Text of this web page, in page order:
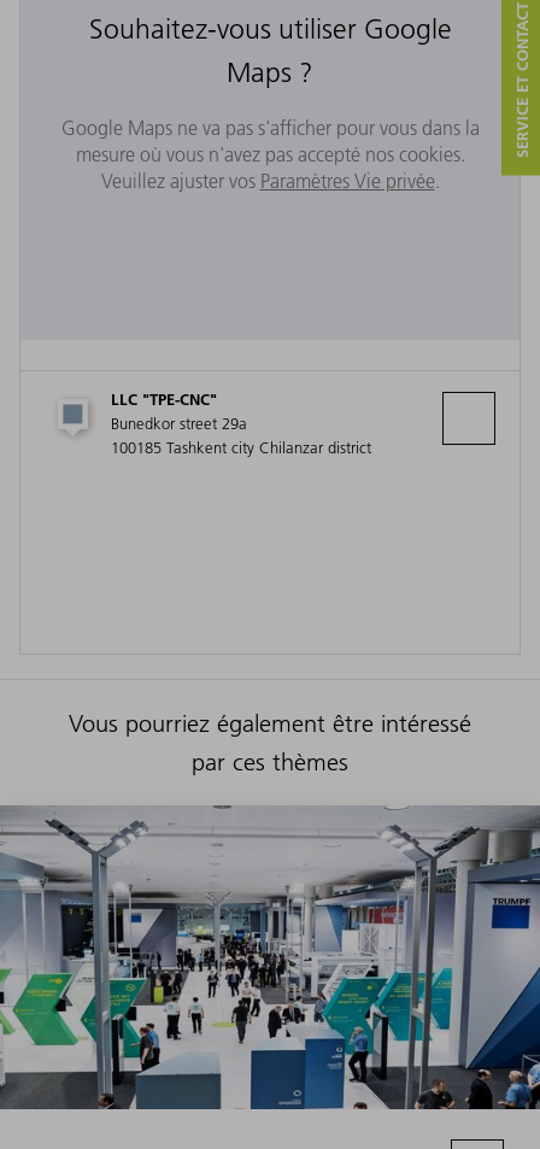
Souhaitez-vous utiliser Google
Maps ?
Google Maps ne va pas s'afficher pour vous dans la
mesure où vous n'avez pas accepté nos cookies.
Veuillez ajuster vos Paramètres Vie privée.
LLC "TPE-CNC"
Bunedkor street 29a
100185 Tashkent city Chilanzar district
Vous pourriez également être intéressé
par ces thèmes
SERVICE ET CONTACT